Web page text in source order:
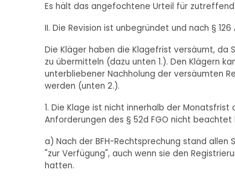
Es hält das angefochtene Urteil für zutreffend.
II. Die Revision ist unbegründet und nach § 126
Die Kläger haben die Klagefrist versäumt, da
zu übermitteln (dazu unten 1.). Den Klägern
unterbliebener Nachholung der versäumten
werden (unten 2.).
1. Die Klage ist nicht innerhalb der Monatsfrist
Anforderungen des § 52d FGO nicht beachtet
a) Nach der BFH-Rechtsprechung stand allen
"zur Verfügung", auch wenn sie den
hatten.